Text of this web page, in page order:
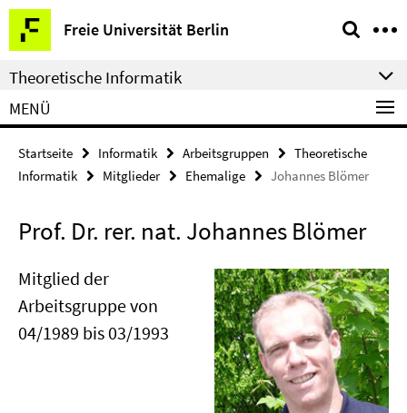
Springe
direkt
zu
Inhalt
Freie Universität Berlin
Service-
Navigation
Theoretische Informatik
MENÜ
Startseite Informatik Arbeitsgruppen
Theoretische
Informatik
Mitglieder Ehemalige Johannes Blömer
Prof. Dr. rer. nat. Johannes Blömer
Mitglied der
Arbeitsgruppe von
04/1989 bis 03/1993